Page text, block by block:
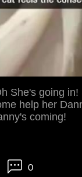
She's going in!
help her
coming!
0